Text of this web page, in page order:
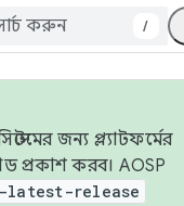
/
জন্য প্ল্যাটফর্মের
প্রকাশ করব। AOSP
latest-release